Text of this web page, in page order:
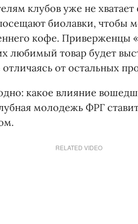
клубов уже не
биолавки, чтобы
кофе. Приверженцы
любимый товар будет
от остальных
какое влияние
молодежь ФРГ
RELATED VIDEO